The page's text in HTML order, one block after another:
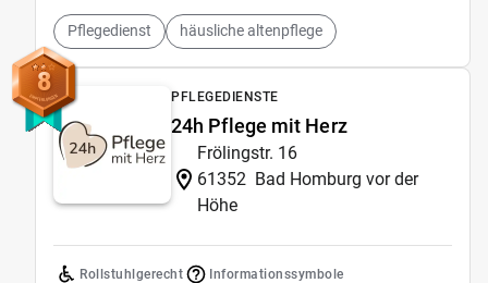
Pflegedienst häusliche altenpflege
8 PFLEGEDIENSTE
24h Pflege mit Herz
Frölingstr. 16
61352 Bad Homburg vor der
Höhe
Rollstuhlgerecht Informationssymbole